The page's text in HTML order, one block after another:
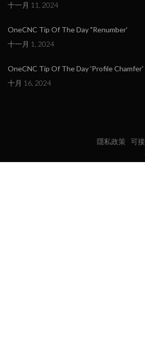
十一月 11, 2024
OneCNC Tip Of The Day "Renumber'
十一月 1, 2024
OneCNC Tip Of The Day 'Profile Chamfer'
十月 16, 2024
隱私政策 可